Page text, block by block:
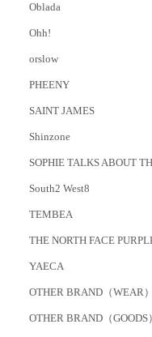
Oblada
Ohh!
orslow
PHEENY
SAINT JAMES
Shinzone
SOPHIE TALKS ABOUT
South2 West8
TEMBEA
THE NORTH FACE
YAECA
OTHER BRAND（WEAR）
OTHER BRAND（GOODS）